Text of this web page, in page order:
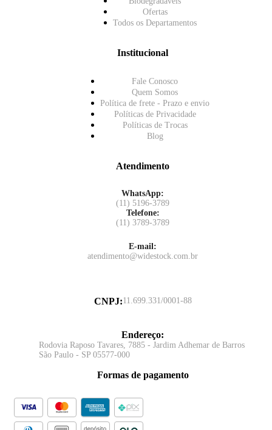
Ofertas
Todos os Departamentos
Institucional
Fale Conosco
Quem Somos
Política de frete - Prazo e envio
Políticas de Privacidade
Políticas de Trocas
Blog
Atendimento
WhatsApp:
(11) 5196-3789
Telefone:
(11) 3789-3789
E-mail:
atendimento@widestock.com.br
CNPJ:11.699.331/0001-88
Endereço:
Rodovia Raposo Tavares, 7885 - Jardim Adhemar de Barros
São Paulo - SP 05577-000
Formas de pagamento